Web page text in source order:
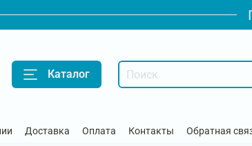
Каталог
Доставка Оплата Контакты Обратная